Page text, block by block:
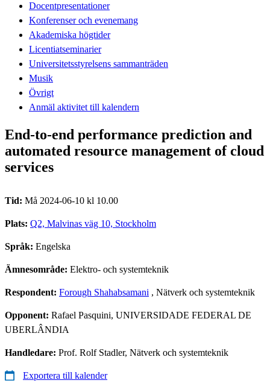
Docentpresentationer
Konferenser och evenemang
Akademiska högtider
Licentiatseminarier
Universitetsstyrelsens sammanträden
Musik
Övrigt
Anmäl aktivitet till kalendern
End-to-end performance prediction and
automated resource management of cloud
services
Tid: Må 2024-06-10 kl 10.00
Plats: Q2, Malvinas väg 10, Stockholm
Språk: Engelska
Ämnesområde: Elektro- och systemteknik
Respondent: Forough Shahabsamani , Nätverk och systemteknik
Opponent: Rafael Pasquini, UNIVERSIDADE FEDERAL DE
UBERLÂNDIA
Handledare: Prof. Rolf Stadler, Nätverk och systemteknik
Exportera till kalender